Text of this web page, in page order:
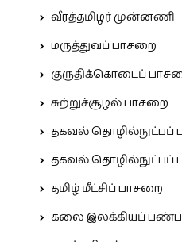
வீரத்தமிழர் முன்னணி
மருத்துவப் பாசறை
குருதிக்கொடைப்
சுற்றுச்சூழல் பாசறை
தகவல் தொழில்நுட்பப்
தகவல்
தமிழ் மீட்சிப் பாசறை
கலை இலக்கியப்